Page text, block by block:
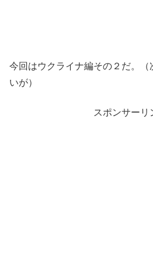
今回はウクライナ編その２だ。
いが）
スポンサーリ